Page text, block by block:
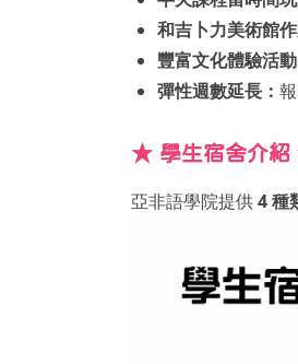
和吉卜力美術館作
豐富文化體驗活動
彈性週數延長：
★ 學生宿舍介
亞非語學院提供4 種